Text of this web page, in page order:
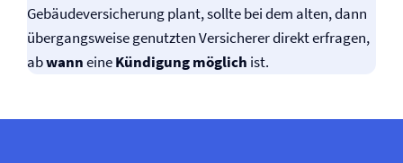
Gebäude­versicherungplant, sollte bei dem alten, dann
übergangsweise genutzten Versicherer direkt erfragen,
abwanneineKündigung möglich ist.